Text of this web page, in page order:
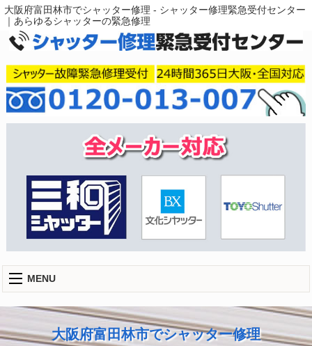
大阪府富田林市でシャッター修理 - シャッター修理緊急受付センター
｜あらゆるシャッターの緊急修理
MENU
大阪府富田林市でシャッター修理